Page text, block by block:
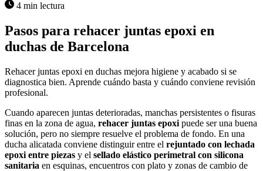
4 min lectura
Pasos para rehacer juntas epoxi en
duchas de Barcelona
Rehacer juntas epoxi en duchas mejora higiene y acabado si se
diagnostica bien. Aprende cuándo basta y cuándo conviene revisión
profesional.
Cuando aparecen juntas deterioradas, manchas persistentes o fisuras
finas en la zona de agua, rehacer juntas epoxi puede ser una buena
solución, pero no siempre resuelve el problema de fondo. En una
ducha alicatada conviene distinguir entre el rejuntado con lechada
epoxi entre piezas y el sellado elástico perimetral con silicona
sanitaria en esquinas, encuentros con plato y zonas de cambio de